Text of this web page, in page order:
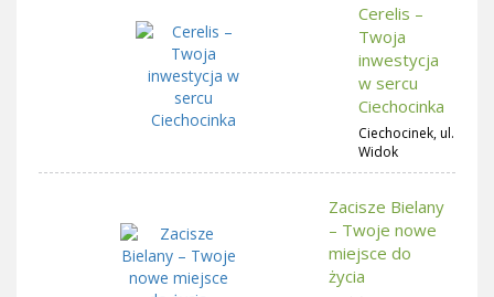
Cerelis –
Twoja
inwestycja
w sercu
Ciechocinka
Ciechocinek, ul.
Widok
Zacisze Bielany
– Twoje nowe
miejsce do
życia